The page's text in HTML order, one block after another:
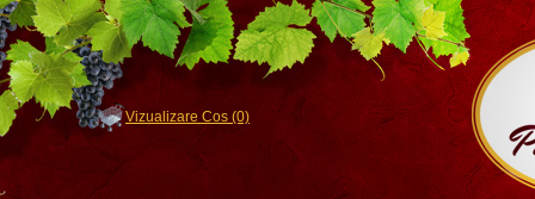
Vizualizare Cos (0)